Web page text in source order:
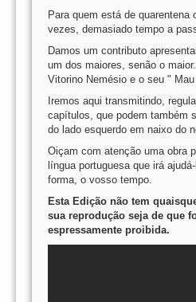
Para quem está de quarentena
vezes, demasiado tempo a
Damos um contributo
um dos maiores, senão o
Vitorino Nemésio e o seu " Mau
Iremos aqui transmitindo,
capítulos, que podem também
do lado esquerdo em naixo do
Oiçam com atenção uma obra
língua portuguesa que irá
forma, o vosso tempo.
Esta Edição não tem
sua reprodução seja de que
espressamente proibida.